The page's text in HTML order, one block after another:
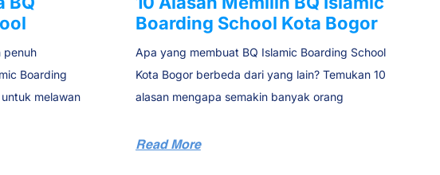
penuh
Boarding
melawan
Boarding School Kota Bogor
Apa yang membuat BQ Islamic Boarding School
Kota Bogor berbeda dari yang lain? Temukan 10
alasan mengapa semakin banyak orang
Read More